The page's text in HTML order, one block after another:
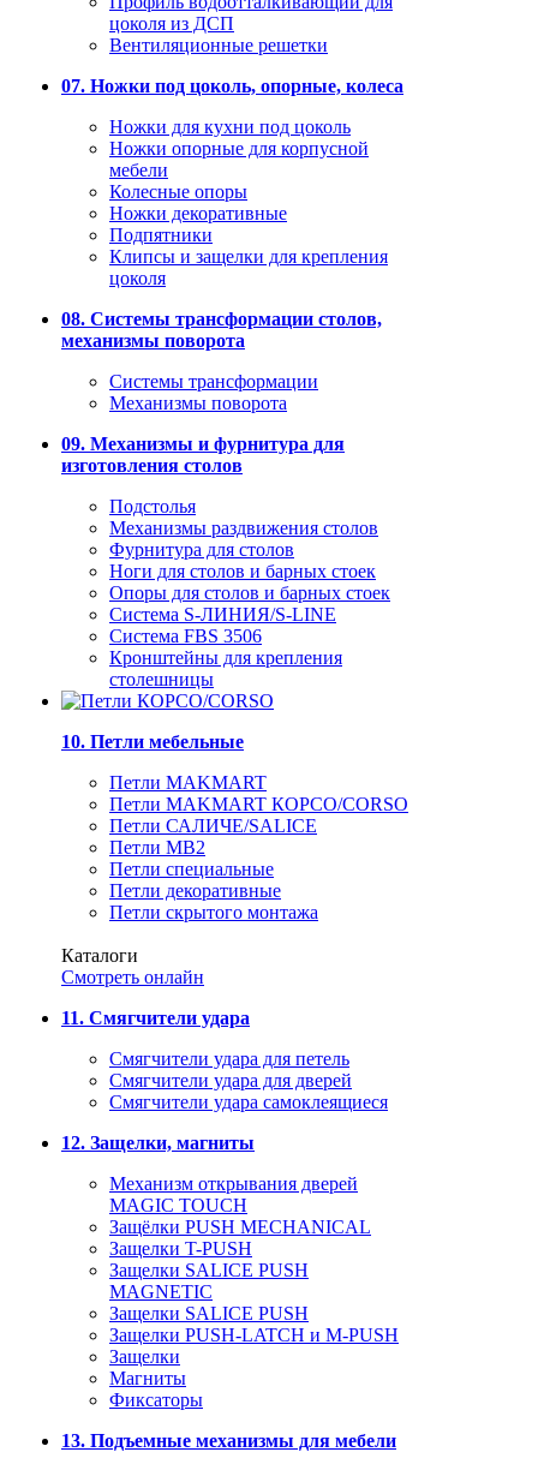
цоколя из ДСП
Вентиляционные решетки
07. Ножки под цоколь, опорные, колеса
Ножки для кухни под цоколь
Ножки опорные для корпусной
мебели
Колесные опоры
Ножки декоративные
Подпятники
Клипсы и защелки для крепления
цоколя
08. Системы трансформации столов,
механизмы поворота
Системы трансформации
Механизмы поворота
09. Механизмы и фурнитура для
изготовления столов
Подстолья
Механизмы раздвижения столов
Фурнитура для столов
Ноги для столов и барных стоек
Опоры для столов и барных стоек
Система S-ЛИНИЯ/S-LINE
Система FBS 3506
Кронштейны для крепления
столешницы
10. Петли мебельные
Петли MAKMART
Петли MAKMART КОРСО/CORSO
Петли САЛИЧЕ/SALICE
Петли MB2
Петли специальные
Петли декоративные
Петли скрытого монтажа
Каталоги
Смотреть онлайн
11. Смягчители удара
Смягчители удара для петель
Смягчители удара для дверей
Cмягчители удара самоклеящиеся
12. Защелки, магниты
Механизм открывания дверей
MAGIC TOUCH
Защёлки PUSH MECHANICAL
Защелки T-PUSH
Защелки SALICE PUSH
MAGNETIC
Защелки SALICE PUSH
Защелки PUSH-LATCH и M-PUSH
Защелки
Магниты
Фиксаторы
13. Подъемные механизмы для мебели